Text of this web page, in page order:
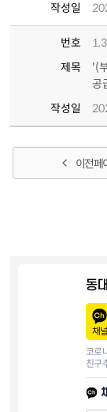
작성일
번호
제목
'(
공
작성일
이전 페
동
채
코로
친구